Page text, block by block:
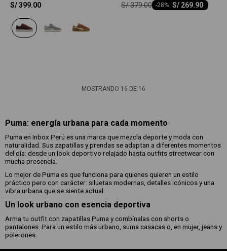
S/399.00
S/ 269.90
-28
S/379.00
MOSTRANDO 16 DE 16
Puma: energía urbana para cada momento
Puma en Inbox Perú es una marca que mezcla deporte y moda con
naturalidad. Sus zapatillas y prendas se adaptan a diferentes momentos
del día: desde un look deportivo relajado hasta outfits streetwear con
mucha presencia.
Lo mejor de Puma es que funciona para quienes quieren un estilo
práctico pero con carácter: siluetas modernas, detalles icónicos y una
vibra urbana que se siente actual.
Un look urbano con esencia deportiva
Arma tu outfit con zapatillas Puma y combínalas con shorts o
pantalones. Para un estilo más urbano, suma casacas o, en mujer, jeans y
polerones.